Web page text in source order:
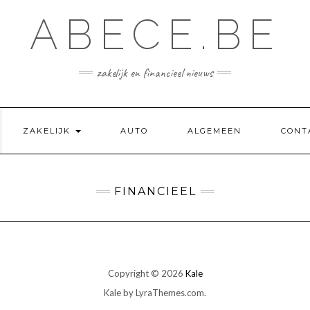
ABECE.BE
zakelijk en financieel nieuws
ZAKELIJK AUTO ALGEMEEN
FINANCIEEL
Copyright © 2026 Kale
Kaleby LyraThemes.com.